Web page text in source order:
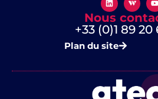
Nous
+33 (0)1 89 20
Plan du site